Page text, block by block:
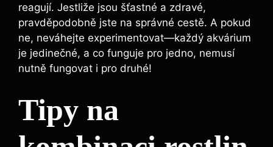
reagují. Jestliže ⁣jsou ⁤šťastné a⁣ zdravé,
pravděpodobně jste ⁤na správné cestě. A ⁤pokud
ne, neváhejte experimentovat—každý akvárium
je‌ jedinečné, a⁣ co funguje​ pro jedno, nemusí
nutně fungovat i ⁢pro druhé!
Tipy na